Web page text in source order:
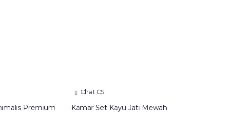
Premium
Chat CS
Kamar Set Kayu Jati Mewah